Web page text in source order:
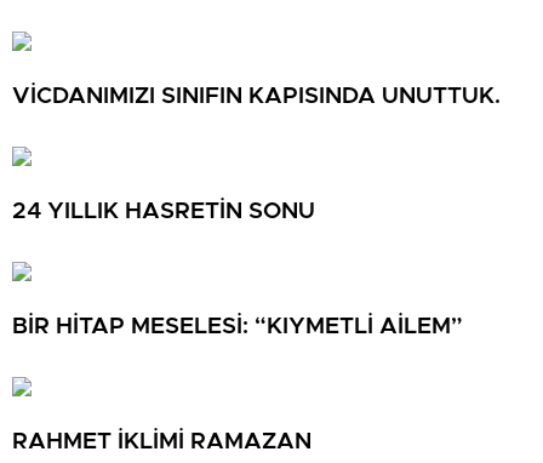
VİCDANIMIZI SINIFIN KAPISINDA UNUTTUK.
24 YILLIK HASRETİN SONU
BİR HİTAP MESELESİ: “KIYMETLİ AİLEM”
RAHMET İKLİMİ RAMAZAN